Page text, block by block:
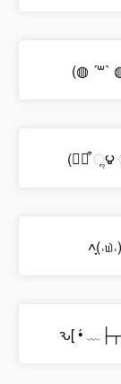
(◍ ´꒳`
(⌯꒪͒ ૢ౪
˄̩̞(˒௰˓)
ԅ[ •́